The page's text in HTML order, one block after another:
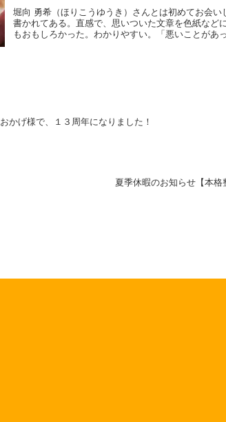
堀向 勇希（ほりこうゆうき）さんとは初めてお会
書かれてある。直感で、思いついた文章を色紙など
もおもしろかった。わかりやすい。「悪いことがあ
おかげ様で、１３周年になりました！
夏季休暇のお知らせ【本格